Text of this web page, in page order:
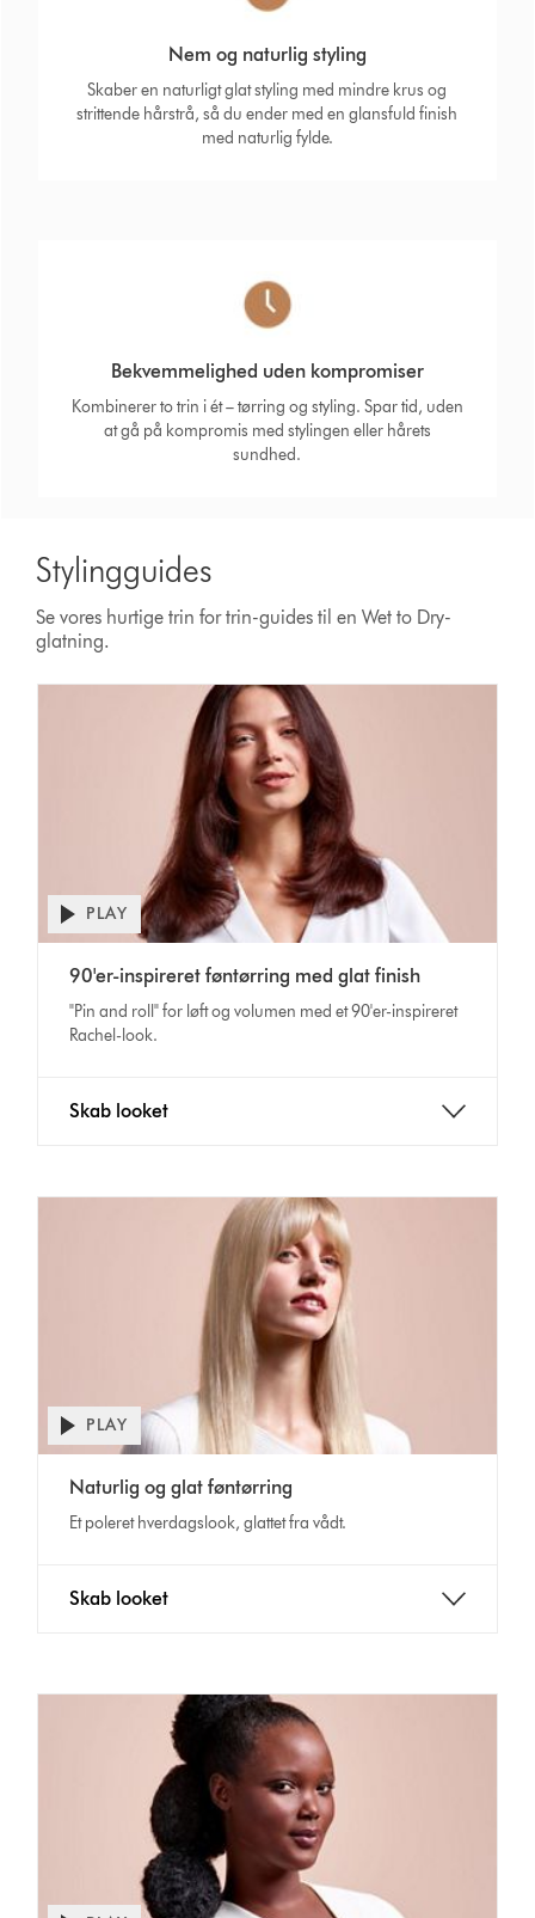
Nem og naturlig styling
Skaber en naturligt glat styling med mindre krus og
strittende hårstrå, så du ender med en glansfuld finish
med naturlig fylde.
Bekvemmelighed uden kompromiser
Kombinerer to trin i ét – tørring og styling. Spar tid, uden
at gå på kompromis med stylingen eller hårets
sundhed.
Stylingguides
Se vores hurtige trin for trin-guides til en Wet to Dry-
glatning.
Transcript
Open
video
PLAY
90'er-inspireret føntørring med glat finish
"Pin and roll" for løft og volumen med et 90'er-inspireret
Rachel-look.
Skab looket
Transcript
Open
video
transcript
PLAY
Naturlig og glat føntørring
Et poleret hverdagslook, glattet fra vådt.
Skab looket